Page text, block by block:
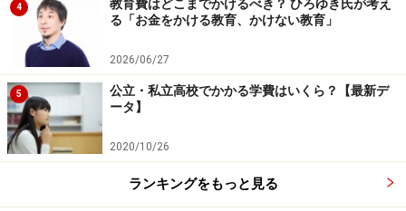
ょう。
こうしたポイントを親自身が考えることで、その習い事
に対する自分の価値観を確認することができ、自然と優
先順位が分かってくるかと思います。
4
教育費はどこまでかけるべき？ ひろゆき氏が考え
る「お金をかける教育、かけない教育」
2026/06/27
5
公立・私立高校でかかる学費はいくら？【最新デ
ータ】
2020/10/26
ランキングをもっと見る